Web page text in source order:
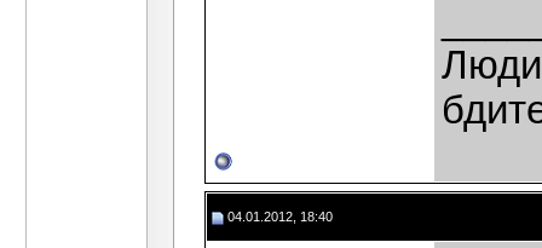
04.01.2012, 18:40